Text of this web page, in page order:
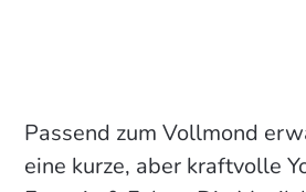
Passend zum Vollmond
eine kurze, aber kraftvolle